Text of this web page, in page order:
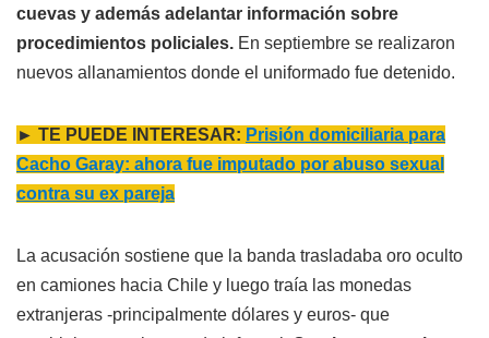
cuevas y además adelantar información sobre
procedimientos policiales. En septiembre se realizaron
nuevos allanamientos donde el uniformado fue detenido.
► TE PUEDE INTERESAR: Prisión domiciliaria para
Cacho Garay: ahora fue imputado por abuso sexual
contra su ex pareja
La acusación sostiene que la banda trasladaba oro oculto
en camiones hacia Chile y luego traía las monedas
extranjeras -principalmente dólares y euros- que